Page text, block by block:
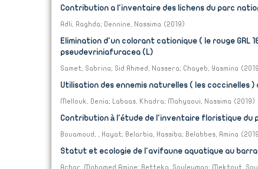
Contribution a l'inventaire des lichens du parc
Adli, Raghda; Dennine, Nassima (2019)
Elimination d'un colorant cationique ( le rouge GRL
pseudevriniafuracea (L)
Samet, Sabrina; Sid Ahmed, Nassera; Chayeb, Yasmina (2019
Utilisation des ennemis naturelles ( les coccinelles
Mellouk, Denia; Labaas, Khadra; Mahyaoui, Nassima (2019)
Contribution à l'étude de l'inventaire floristique du
Bouamoud, , Hayat; Belarbia, Hassiba; Belabbes, Amina (2019
Statut et ecologie de l'avifaune aquatique au
Achar, Mohamed Amine; Betteka, Souleyman; Mektout,